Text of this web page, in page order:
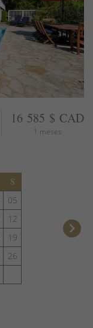
16 585 $ CAD
1 meses
S
05
12
19
26
keyboard_arrow_right